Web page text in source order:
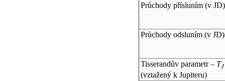
Průchody přísluním (v JD)
Průchody odsluním (v JD)
Tisserandův parametr – TJ
(vztažený k Jupiteru)